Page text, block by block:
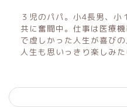
３児のパパ。小4長男、小
共に奮闘中。仕事は医療
で虚しかった人生が喜び
人生も思いっきり楽しみた